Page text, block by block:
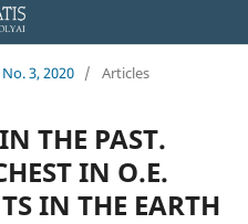
3, 2020 / Articles
THE PAST.
IN O.E.
IN THE EARTH